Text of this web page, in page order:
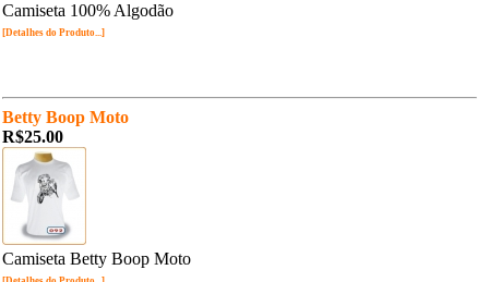
Camiseta 100% Algodão
[Detalhes do Produto...]
Betty Boop Moto
R$25.00
Camiseta Betty Boop Moto